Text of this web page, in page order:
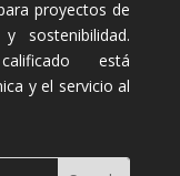
proyectos de
sostenibilidad.
está
y el servicio al